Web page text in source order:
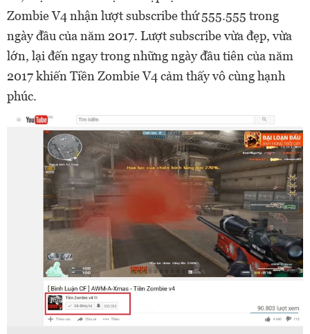
Zombie V4 nhận lượt subscribe thứ 555.555 trong
ngày đầu của năm 2017. Lượt subscribe vừa đẹp, vừa
lớn, lại đến ngay trong những ngày đầu tiên của năm
2017 khiến Tiền Zombie V4 cảm thấy vô cùng hạnh
phúc.